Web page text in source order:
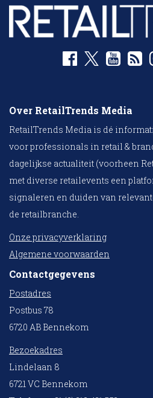
Over RetailTrends Media
RetailTrends Media is dé
voor professionals in retail &
dagelijkse actualiteit (voorheen
met diverse retailevents een
signaleren en duiden van
de retailbranche.
Onze privacyverklaring
Algemene voorwaarden
Contactgegevens
Postadres
Postbus 78
6720 AB Bennekom
Bezoekadres
Lindelaan 8
6721 VC Bennekom